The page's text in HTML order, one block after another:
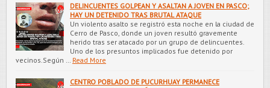
DELINCUENTES GOLPEAN Y ASALTAN A JOVEN EN PASCO;
HAY UN DETENIDO TRAS BRUTAL ATAQUE
Un violento asalto se registró esta noche en la ciudad de
Cerro de Pasco, donde un joven resultó gravemente
herido tras ser atacado por un grupo de delincuentes.
Uno de los presuntos implicados fue detenido por
vecinos.Según …
Read More
CENTRO POBLADO DE PUCURHUAY PERMANECE